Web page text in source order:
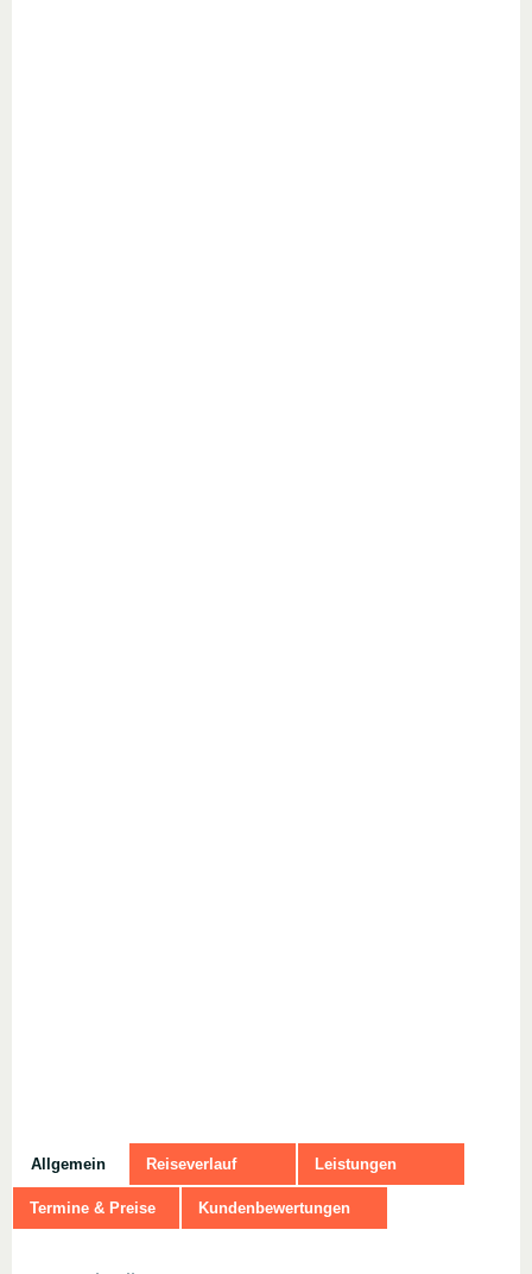
Allgemein Reiseverlauf Leistungen
Termine & Preise Kundenbewertungen